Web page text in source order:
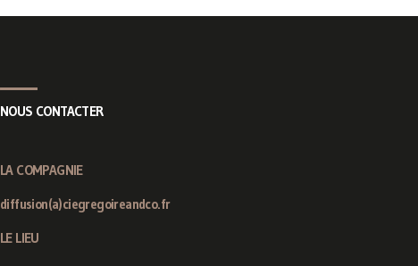
NOUS CONTACTER
LA COMPAGNIE
diffusion(a)ciegregoireandco.fr
LE LIEU